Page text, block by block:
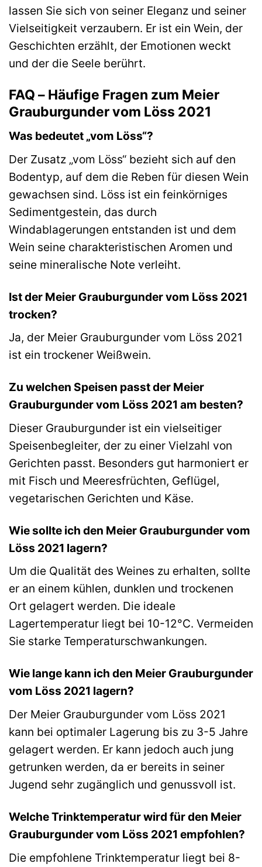
lassen Sie sich von seiner Eleganz und seiner
Vielseitigkeit verzaubern. Er ist ein Wein, der
Geschichten erzählt, der Emotionen weckt
und der die Seele berührt.
FAQ – Häufige Fragen zum Meier
Grauburgunder vom Löss 2021
Was bedeutet „vom Löss“?
Der Zusatz „vom Löss“ bezieht sich auf den
Bodentyp, auf dem die Reben für diesen Wein
gewachsen sind. Löss ist ein feinkörniges
Sedimentgestein, das durch
Windablagerungen entstanden ist und dem
Wein seine charakteristischen Aromen und
seine mineralische Note verleiht.
Ist der Meier Grauburgunder vom Löss 2021
trocken?
Ja, der Meier Grauburgunder vom Löss 2021
ist ein trockener Weißwein.
Zu welchen Speisen passt der Meier
Grauburgunder vom Löss 2021 am besten?
Dieser Grauburgunder ist ein vielseitiger
Speisenbegleiter, der zu einer Vielzahl von
Gerichten passt. Besonders gut harmoniert er
mit Fisch und Meeresfrüchten, Geflügel,
vegetarischen Gerichten und Käse.
Wie sollte ich den Meier Grauburgunder vom
Löss 2021 lagern?
Um die Qualität des Weines zu erhalten, sollte
er an einem kühlen, dunklen und trockenen
Ort gelagert werden. Die ideale
Lagertemperatur liegt bei 10-12°C. Vermeiden
Sie starke Temperaturschwankungen.
Wie lange kann ich den Meier Grauburgunder
vom Löss 2021 lagern?
Der Meier Grauburgunder vom Löss 2021
kann bei optimaler Lagerung bis zu 3-5 Jahre
gelagert werden. Er kann jedoch auch jung
getrunken werden, da er bereits in seiner
Jugend sehr zugänglich und genussvoll ist.
Welche Trinktemperatur wird für den Meier
Grauburgunder vom Löss 2021 empfohlen?
Die empfohlene Trinktemperatur liegt bei 8-